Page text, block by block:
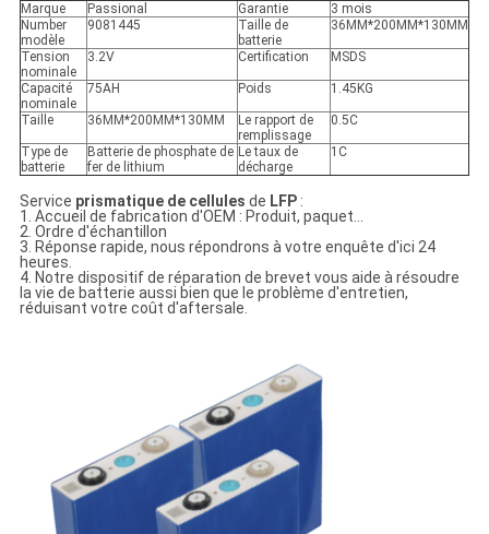
Marque Passional Garantie
3 mois
Number
modèle
9081445
Taille de
batterie
36MM*200MM*130MM
Tension
nominale
3.2V Certification MSDS
Capacité
nominale
75AH Poids 1.45KG
Taille 36MM*200MM*130MM
Le rapport de
remplissage
0.5C
Type de
batterie
Batterie de phosphate de
fer de lithium
Le taux de
décharge
1C
Service prismatique de cellules de LFP :
1. Accueil de fabrication d'OEM : Produit, paquet…
2. Ordre d'échantillon
3. Réponse rapide, nous répondrons à votre enquête d'ici 24
heures.
4. Notre dispositif de réparation de brevet vous aide à résoudre
la vie de batterie aussi bien que le problème d'entretien,
réduisant votre coût d'aftersale.